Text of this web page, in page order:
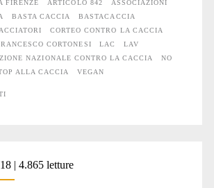
FIRENZE ARTICOLO 842
ASSOCIAZIONI
BASTA CACCIA
BASTACACCIA
CORTEO CONTRO LA CACCIA
CORTONESI LAC
LAV
NAZIONALE CONTRO LA CACCIA
NO
ALLA CACCIA VEGAN
| 4.865 letture